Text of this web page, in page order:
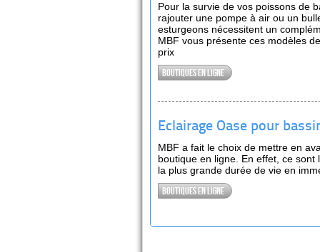
Pour la survie de vos poissons de
rajouter une pompe à air ou un
esturgeons nécessitent un
MBF vous présente ces modèles
prix
Boutiques en ligne
Eclairage Oase pour
MBF a fait le choix de mettre en
boutique en ligne. En effet, ce
la plus grande durée de vie en
Boutiques en ligne